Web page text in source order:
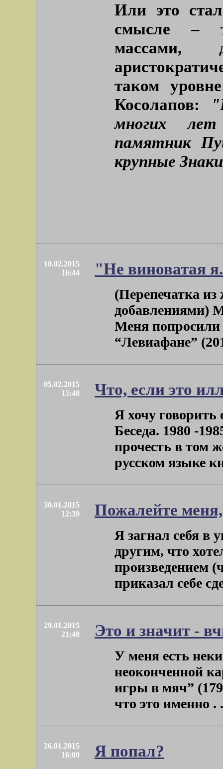
Или это
смысле –
массами,
таком
Косолапов:
многих
памятник
крупные
10.02.2015
16:44
"Не виноватая
(Перепечатка
добавлениями)
Меня попросили
“Левиафане”
05.02.2015
15:40
Что, если это
Я хочу говорить
Беседа. 1980 -
прочесть в том
русском языке
30.01.2015
12:39
Пожалейте
Я загнал себя в
другим, что
произведением
приказал себе
29.01.2015
21:40
Это и значит -
У меня есть
неоконченной
игры в мяч”
что это именно .
26.01.2015
16:00
Я попал?